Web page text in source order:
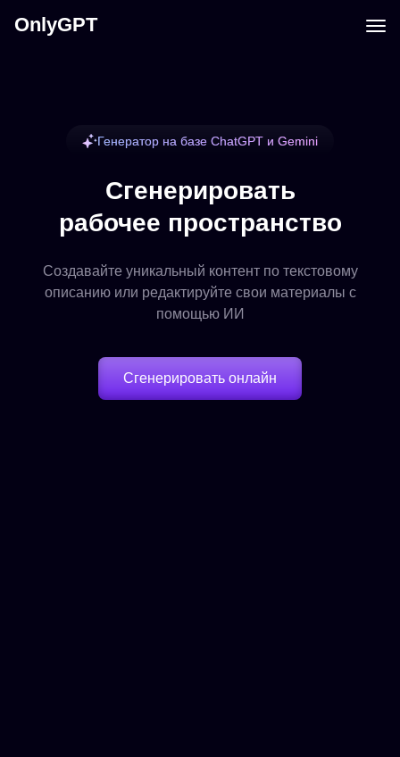
OnlyGPT
Генератор на базе ChatGPT и Gemini
Сгенерировать
рабочее пространство
Создавайте уникальный контент по текстовому
описанию или редактируйте свои материалы с
помощью ИИ
Сгенерировать онлайн